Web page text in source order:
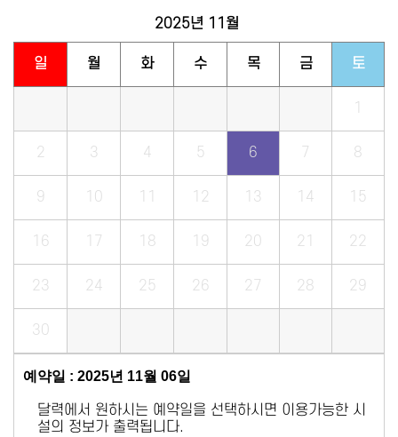
2025년 11월
일 월 화 수 목 금 토
1
2 3 4 5 6 7 8
9 10 11 12 13 14 15
16 17 18 19 20 21 22
23 24 25 26 27 28 29
30
예약일 : 2025년 11월 06일
달력에서 원하시는 예약일을 선택하시면 이용가능한 시
설의 정보가 출력됩니다.